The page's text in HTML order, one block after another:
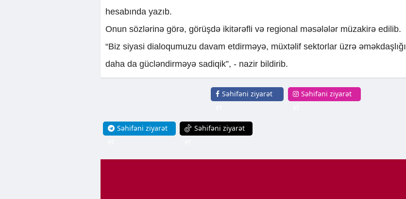
hesabında yazıb.
Onun sözlərinə görə, görüşdə ikitərəfli və regional məsələlər müzakirə edilib.
“Biz siyasi dialoqumuzu davam etdirməyə, müxtəlif sektorlar üzrə əməkdaşlığı
daha da gücləndirməyə sadiqik”, - nazir bildirib.
Səhifəni ziyarət
Səhifəni ziyarət
Səhifəni ziyarət
Səhifəni ziyarət